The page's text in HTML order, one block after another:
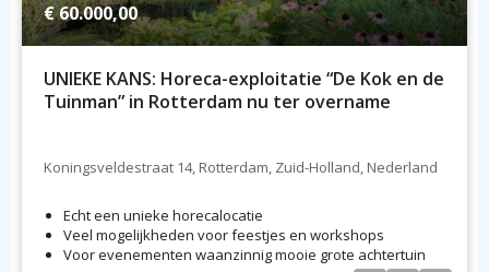
€ 60.000,00
UNIEKE KANS: Horeca-exploitatie “De Kok en de
Tuinman” in Rotterdam nu ter overname
Koningsveldestraat 14, Rotterdam, Zuid-Holland, Nederland
Echt een unieke horecalocatie
Veel mogelijkheden voor feestjes en workshops
Voor evenementen waanzinnig mooie grote achtertuin